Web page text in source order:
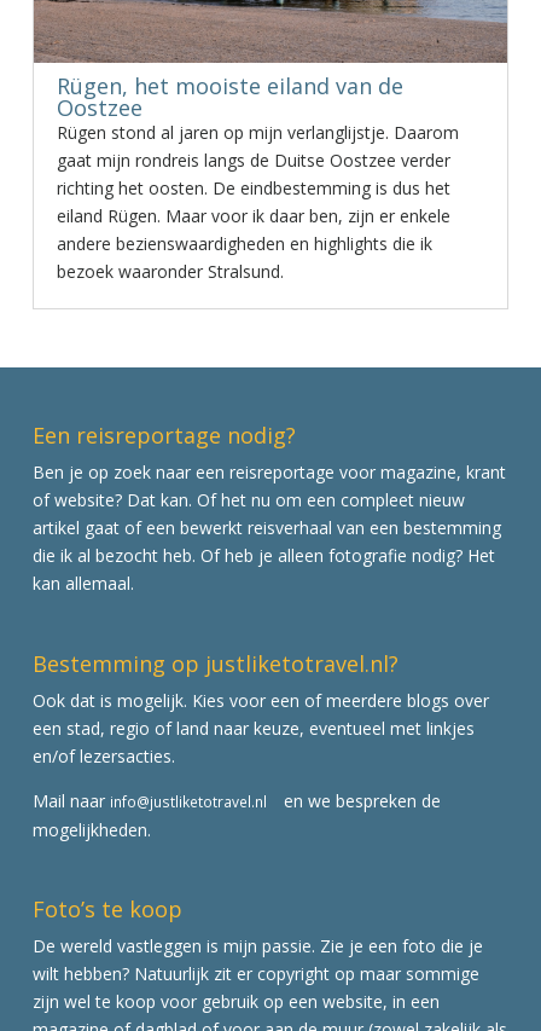
Rügen, het mooiste eiland van de
Oostzee
Rügen stond al jaren op mijn verlanglijstje. Daarom
gaat mijn rondreis langs de Duitse Oostzee verder
richting het oosten. De eindbestemming is dus het
eiland Rügen. Maar voor ik daar ben, zijn er enkele
andere bezienswaardigheden en highlights die ik
bezoek waaronder Stralsund.
Een reisreportage nodig?
Ben je op zoek naar een reisreportage voor magazine, krant
of website? Dat kan. Of het nu om een compleet nieuw
artikel gaat of een bewerkt reisverhaal van een bestemming
die ik al bezocht heb. Of heb je alleen fotografie nodig? Het
kan allemaal.
Bestemming op justliketotravel.nl?
Ook dat is mogelijk. Kies voor een of meerdere blogs over
een stad, regio of land naar keuze, eventueel met linkjes
en/of lezersacties.
Mail naar info@justliketotravel.nl
en we bespreken de
mogelijkheden.
Foto’s te koop
De wereld vastleggen is mijn passie. Zie je een foto die je
wilt hebben? Natuurlijk zit er copyright op maar sommige
zijn wel te koop voor gebruik op een website, in een